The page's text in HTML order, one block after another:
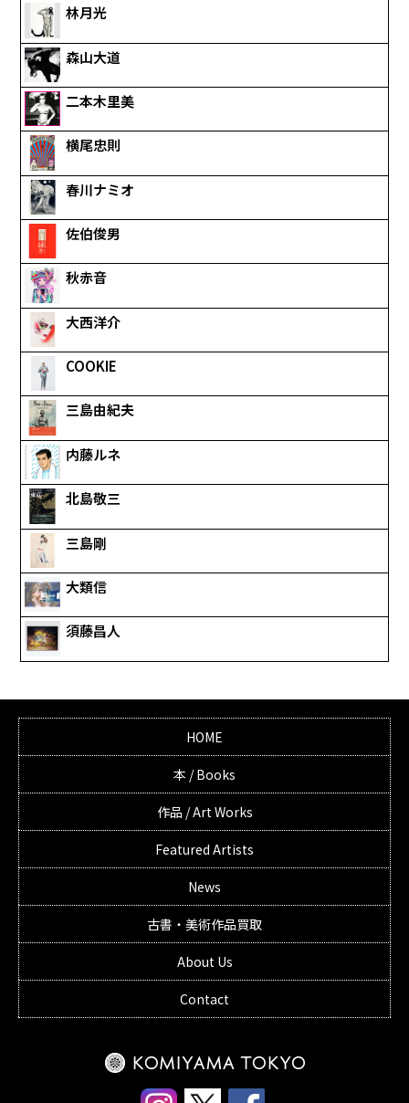
林月光
森山大道
二本木里美
横尾忠則
春川ナミオ
佐伯俊男
秋赤音
大西洋介
COOKIE
三島由紀夫
内藤ルネ
北島敬三
三島剛
大類信
須藤昌人
HOME
本 / Books
作品 / Art Works
Featured Artists
News
古書・美術作品買取
About Us
Contact